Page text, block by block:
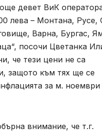
девет ВиК
лева – Монтана, Русе,
Варна, Бургас,
посочи Цветанка
че тези цени не са
защото към тях ще се
за м. ноември
внимание, че т.г.